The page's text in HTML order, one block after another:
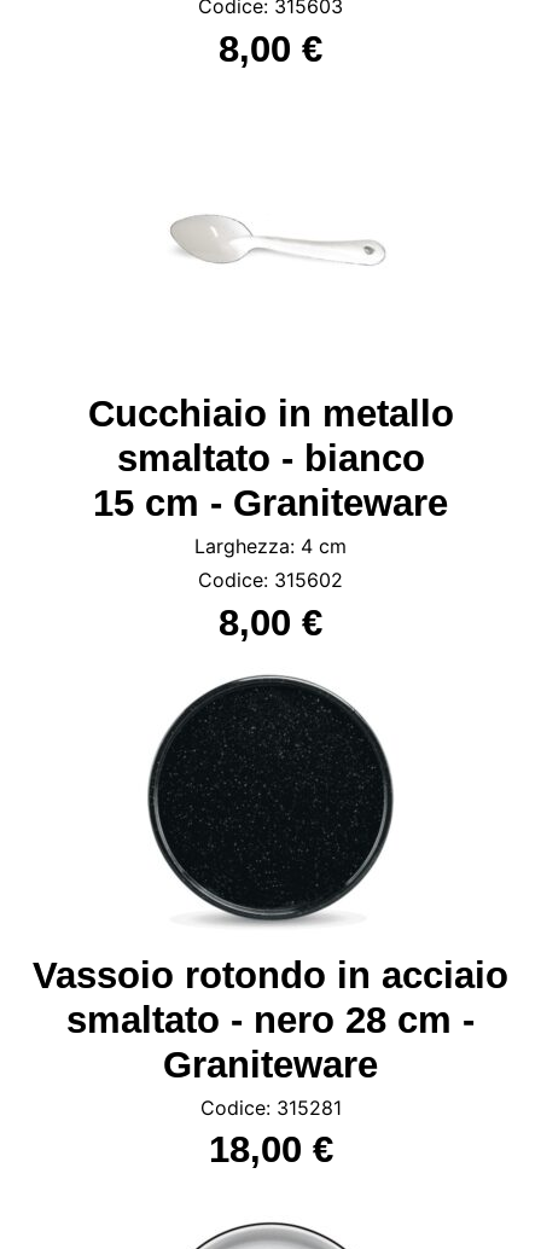
Codice: 315603
8,00 €
Cucchiaio in metallo
smaltato - bianco
15 cm - Graniteware
Larghezza: 4 cm
Codice: 315602
8,00 €
Vassoio rotondo in acciaio
smaltato - nero 28 cm -
Graniteware
Codice: 315281
18,00 €